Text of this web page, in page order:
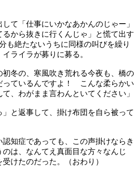
て「仕事にいかなあかんのじゃー」
るから抜きに行くんじゃ」と慌て出す
も絶たないうちに同様の叫びを繰り
ライラが募りに募る。
初冬の、寒風吹き荒れる今夜も、橋の
っているんですよ！ こんな柔らかい
、わがまま言わんといてください」
と返事して、掛け布団を自ら被って
知症であっても、この声掛けならき
は、なんてえ真面目な方々なんじ
けたのだった。（おわり）